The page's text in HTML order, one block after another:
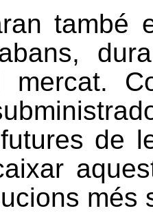
també
mercat.
de
més